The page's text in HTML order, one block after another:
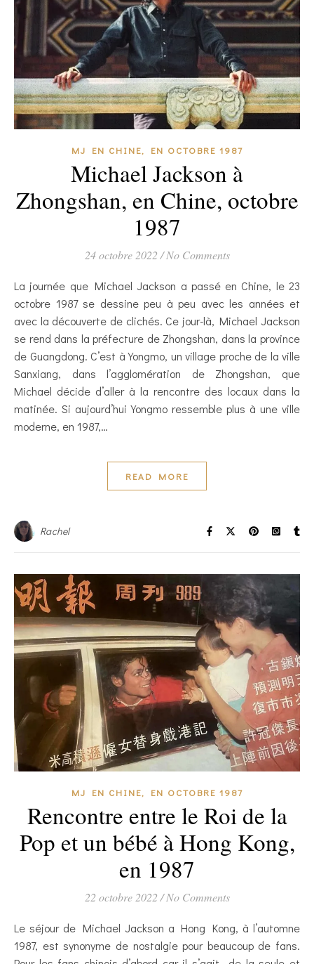
MJ EN CHINE, EN OCTOBRE 1987
Michael Jackson à
Zhongshan, en Chine, octobre
1987
24 octobre 2022 / No Comments
La journée que Michael Jackson a passé en Chine, le 23
octobre 1987 se dessine peu à peu avec les années et
avec la découverte de clichés. Ce jour-là, Michael Jackson
se rend dans la préfecture de Zhongshan, dans la province
de Guangdong. C’est à Yongmo, un village proche de la ville
Sanxiang, dans l’agglomération de Zhongshan, que
Michael décide d’aller à la rencontre des locaux dans la
matinée. Si aujourd’hui Yongmo ressemble plus à une ville
moderne, en 1987,…
READ MORE
Rachel
MJ EN CHINE, EN OCTOBRE 1987
Rencontre entre le Roi de la
Pop et un bébé à Hong Kong,
en 1987
22 octobre 2022 / No Comments
Le séjour de Michael Jackson a Hong Kong, à l’automne
1987, est synonyme de nostalgie pour beaucoup de fans.